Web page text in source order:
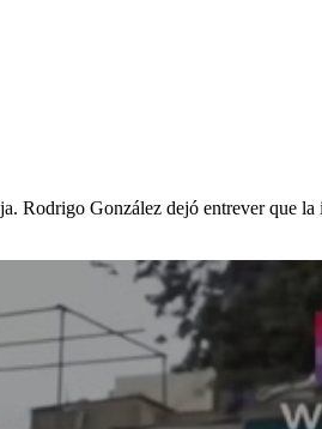
Rodrigo González dejó entrever que